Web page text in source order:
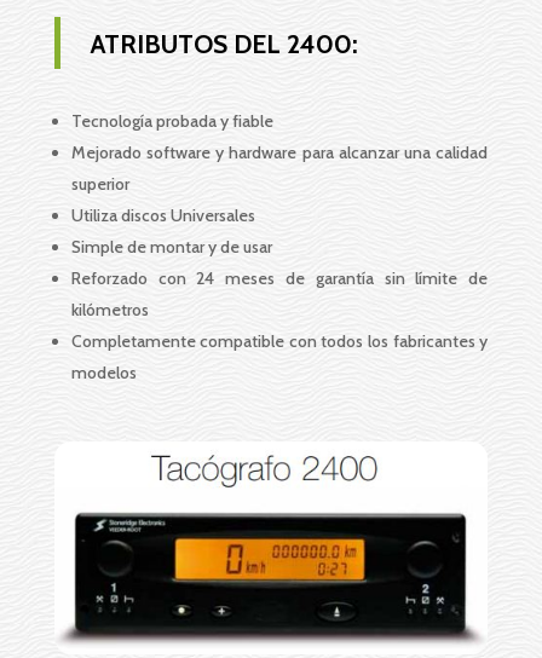
ATRIBUTOS DEL 2400:
Tecnología probada y fiable
Mejorado software y hardware para alcanzar una calidad
superior
Utiliza discos Universales
Simple de montar y de usar
Reforzado con 24 meses de garantía sin límite de
kilómetros
Completamente compatible con todos los fabricantes y
modelos